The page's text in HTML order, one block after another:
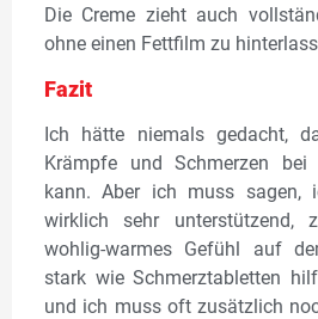
Die Creme zieht auch
ohne einen Fettfilm zu
Fazit
Ich hätte niemals gedacht,
Krämpfe und Schmerzen bei
kann. Aber ich muss sagen,
wirklich sehr unterstützend,
wohlig-warmes Gefühl auf
stark wie Schmerztabletten
und ich muss oft zusätzlich